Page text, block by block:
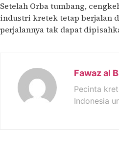
Setelah Orba tumbang,
industri kretek tetap berjalan
perjalannya tak dapat
Fawaz al
Pecinta
Indonesia